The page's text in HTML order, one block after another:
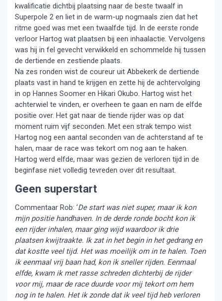
kwalificatie dichtbij plaatsing naar de beste twaalf in
Superpole 2 en liet in de warm-up nogmaals zien dat het
ritme goed was met een twaalfde tijd. In de eerste ronde
verloor Hartog wat plaatsen bij een inhaalactie. Vervolgens
was hij in fel gevecht verwikkeld en schommelde hij tussen
de dertiende en zestiende plaats.
Na zes ronden wist de coureur uit Abbekerk de dertiende
plaats vast in hand te krijgen en zette hij de achtervolging
in op Hannes Soomer en Hikari Okubo. Hartog wist het
achterwiel te vinden, er overheen te gaan en nam de elfde
positie over. Het gat naar de tiende rijder was op dat
moment ruim vijf seconden. Met een strak tempo wist
Hartog nog een aantal seconden van de achterstand af te
halen, maar de race was tekort om nog aan te haken.
Hartog werd elfde, maar was gezien de verloren tijd in de
beginfase niet volledig tevreden over dit resultaat.
Geen superstart
Commentaar Rob: ‘De start was niet super, maar ik kon
mijn positie handhaven. In de derde ronde bocht kon ik
een rijder inhalen, maar ging wijd waardoor ik drie
plaatsen kwijtraakte. Ik zat in het begin in het gedrang en
dat kostte veel tijd. Het was moeilijk om in te halen. Toen
ik eenmaal vrij baan had, kon ik sneller rijden. Eenmaal
elfde, kwam ik met rasse schreden dichterbij de rijder
voor mij, maar de race duurde voor mij tekort om hem
nog in te halen. Het ik zonde dat ik veel tijd heb verloren